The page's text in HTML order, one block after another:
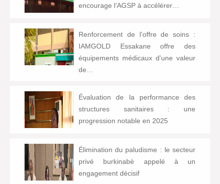
encourage l’AGSP à accélérer…
Renforcement de l’offre de soins :
IAMGOLD Essakane offre des
équipements médicaux d'une valeur
de…
Évaluation de la performance des
structures sanitaires : une
progression notable en 2025
Élimination du paludisme : le secteur
privé burkinabè appelé à un
engagement décisif